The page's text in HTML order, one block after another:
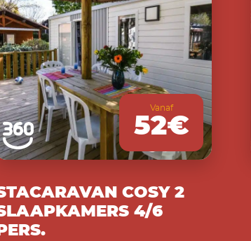
Vanaf
52€
COSY 2
4/6
PERS.